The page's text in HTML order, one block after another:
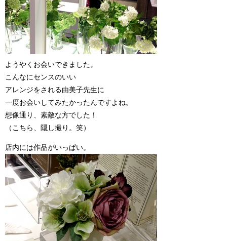
ようやくお会いできました。
こんなにセンスのいい
アレンジをされる由美子先生に
一度お会いしてみたかったんですよね。
想像通り、素敵な方でした！
（こちら、隠し撮り。笑）
店内には作品がいっぱい。